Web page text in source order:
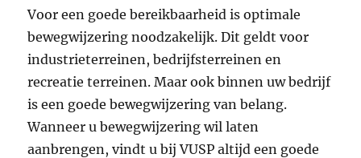
Voor een goede bereikbaarheid is optimale
bewegwijzering noodzakelijk. Dit geldt voor
industrieterreinen, bedrijfsterreinen en
recreatie terreinen. Maar ook binnen uw bedrijf
is een goede bewegwijzering van belang.
Wanneer u bewegwijzering wil laten
aanbrengen, vindt u bij VUSP altijd een goede